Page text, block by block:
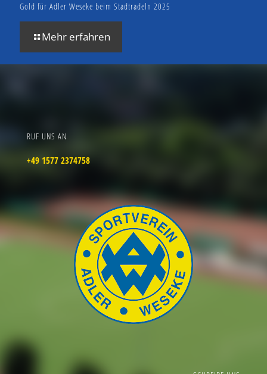
Gold für Adler Weseke beim Stadtradeln 2025
Mehr erfahren
RUF UNS AN
+49 1577 2374758